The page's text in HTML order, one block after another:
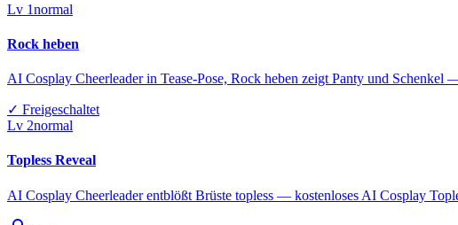
Lv 1normal
Rock heben
AI Cosplay Cheerleader in Tease-Pose, Rock heben zeigt Panty und
✓ Freigeschaltet
Lv 2normal
Topless Reveal
AI Cosplay Cheerleader entblößt Brüste topless — kostenloses AI Cosplay